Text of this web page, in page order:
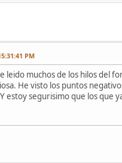
PM
leido muchos de los hilos del
He visto los puntos
estoy segurisimo que los que